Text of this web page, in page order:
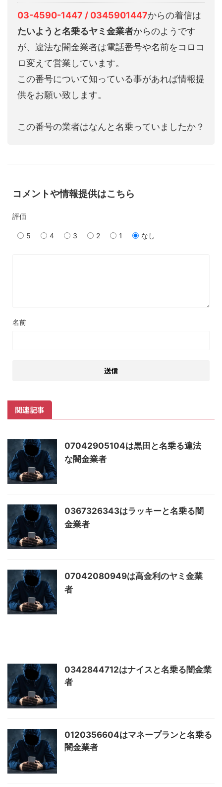
03-4590-1447 / 0345901447からの着信は
たいようと名乗るヤミ金業者からのようです
が、違法な闇金業者は電話番号や名前をコロコ
ロ変えて営業しています。
この番号について知っている事があれば情報提
供をお願い致します。
この番号の業者はなんと名乗っていましたか？
コメントや情報提供はこちら
評価
5 4 3 2 1 なし
名前
関連記事
07042905104は黒田と名乗る違法
な闇金業者
0367326343はラッキーと名乗る闇
金業者
07042080949は高金利のヤミ金業
者
0342844712はナイスと名乗る闇金業
者
0120356604はマネープランと名乗る
闇金業者